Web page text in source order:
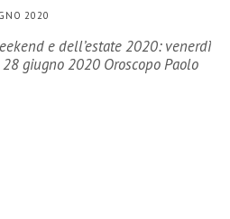
2020
e dell’estate 2020: venerdì
giugno 2020 Oroscopo Paolo